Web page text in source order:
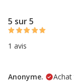
5 sur 5
1 avis
100% des
Anonyme.
Achat